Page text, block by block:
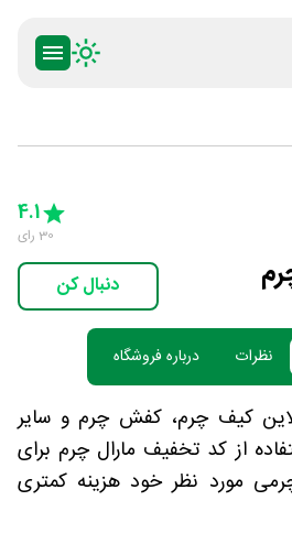
4 Stars
5 Stars
4.1
30 رای
دنبال کن
نظرات درباره فروشگاه
کیف چرم، کفش چرم و سایر
از کد تخفیف مارال چرم برای
مورد نظر خود هزینه کمتری